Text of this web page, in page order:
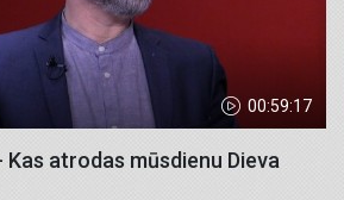
00:59:17
Kas atrodas mūsdienu Dieva